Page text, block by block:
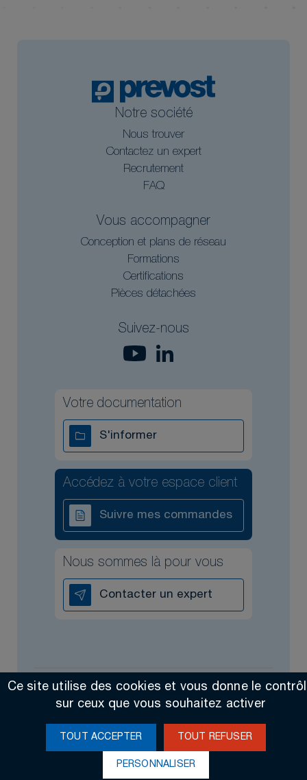
Notre société
Nous trouver
Contactez un expert
Recrutement
FAQ
Vous accompagner
Conception et plans de réseau
Formations
Certifications
Pièces détachées
Suivez-nous
Votre documentation
S'informer
Accédez à votre espace client
Suivre mes commandes
Nous sommes là pour vous
Contacter un expert
Ce site utilise des cookies et vous donne le
sur ceux que vous souhaitez activer
TOUT ACCEPTER TOUT REFUSER
PERSONNALISER